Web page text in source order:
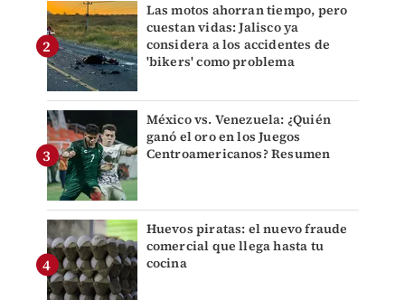
Las motos ahorran tiempo, pero
cuestan vidas: Jalisco ya
considera a los accidentes de
'bikers' como problema
México vs. Venezuela: ¿Quién
ganó el oro en los Juegos
Centroamericanos? Resumen
Huevos piratas: el nuevo fraude
comercial que llega hasta tu
cocina